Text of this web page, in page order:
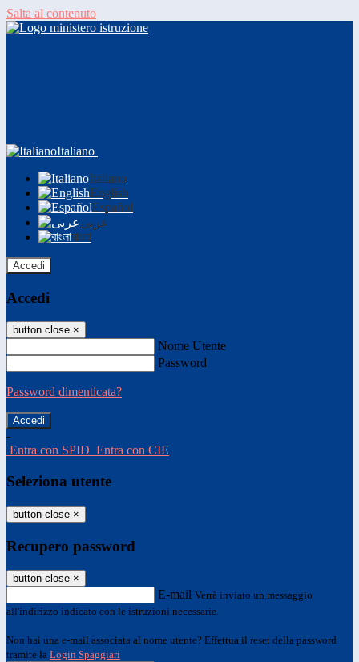
Salta al contenuto
Italiano
Italiano
English
Español
عربى
বাংলা
Accedi
Accedi
button close ×
Nome Utente
Password
Password dimenticata?
-
Entra con SPID Entra con CIE
Seleziona utente
button close ×
Recupero password
button close ×
E-mail Verrà inviato un messaggio
all'indirizzo indicato con le istruzioni necessarie.
Non hai una e-mail associata al nome utente? Effettua il reset della password
tramite la Login Spaggiari